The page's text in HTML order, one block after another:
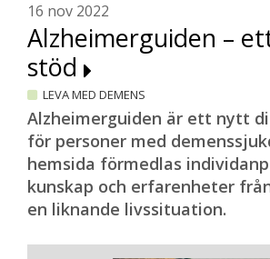
16 nov 2022
Alzheimerguiden –
stöd
LEVA MED DEMENS
Alzheimerguiden är ett nytt
för personer med
hemsida förmedlas
kunskap och erfarenheter
en liknande livssituation.